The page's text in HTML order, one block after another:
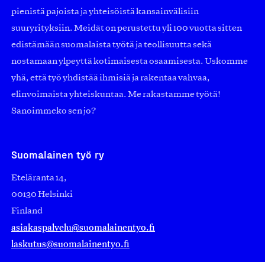
pienistä pajoista ja yhteisöistä kansainvälisiin
suuryrityksiin. Meidät on perustettu yli 100 vuotta sitten
edistämään suomalaista työtä ja teollisuutta sekä
nostamaan ylpeyttä kotimaisesta osaamisesta. Uskomme
yhä, että työ yhdistää ihmisiä ja rakentaa vahvaa,
elinvoimaista yhteiskuntaa. Me rakastamme työtä!
Sanoimmeko sen jo?
Suomalainen työ ry
Eteläranta 14,
00130 Helsinki
Finland
asiakaspalvelu@suomalainentyo.fi
laskutus@suomalainentyo.fi